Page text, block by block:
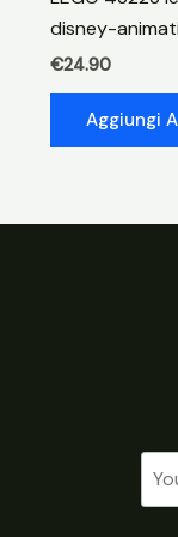
disney-
€24.90
Aggiungi